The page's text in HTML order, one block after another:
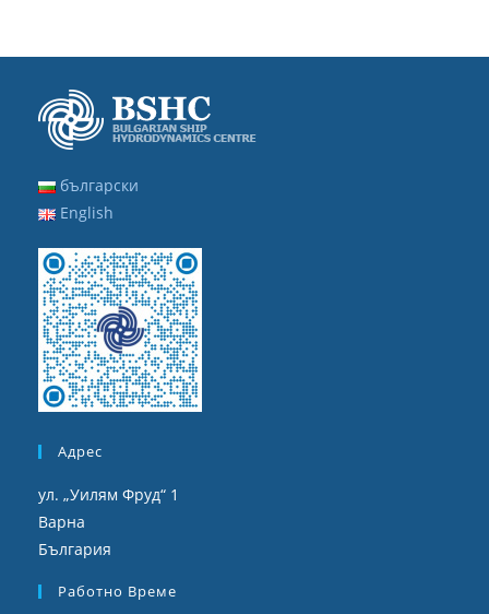
български
English
Адрес
ул. „Уилям Фруд“ 1
Варна
България
Работно Време